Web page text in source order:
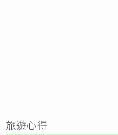
旅遊心得